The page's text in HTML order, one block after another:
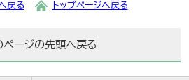
戻る トップページへ戻る
ページの先頭へ戻る